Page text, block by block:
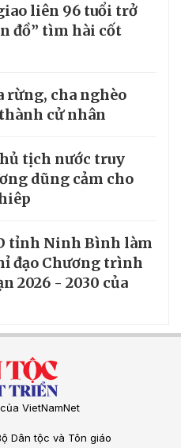
liên 96 tuổi trở
đồ” tìm hài cốt
rừng, cha nghèo
cử nhân
tịch nước truy
dũng cảm cho
tỉnh Ninh Bình làm
đạo Chương trình
2026 - 2030 của
VietNamNet
Dân tộc và Tôn giáo